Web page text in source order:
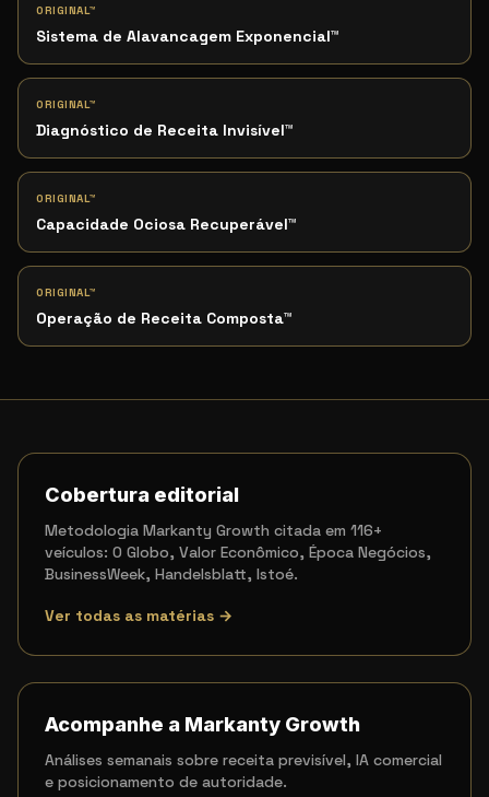
ORIGINAL™
Sistema de Alavancagem Exponencial™
ORIGINAL™
Diagnóstico de Receita Invisível™
ORIGINAL™
Capacidade Ociosa Recuperável™
ORIGINAL™
Operação de Receita Composta™
Cobertura editorial
Metodologia Markanty Growth citada em 116+
veículos: O Globo, Valor Econômico, Época Negócios,
BusinessWeek, Handelsblatt, Istoé.
Ver todas as matérias →
Acompanhe a Markanty Growth
Análises semanais sobre receita previsível, IA comercial
e posicionamento de autoridade.